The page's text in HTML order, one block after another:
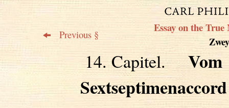
Previous §
Essay on the
14. Capitel.Vom
Sextseptimenaccord